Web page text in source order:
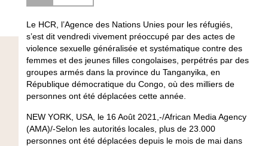
Le HCR, l’Agence des Nations Unies pour les réfugiés,
s’est dit vendredi vivement préoccupé par des actes de
violence sexuelle généralisée et systématique contre des
femmes et des jeunes filles congolaises, perpétrés par des
groupes armés dans la province du Tanganyika, en
République démocratique du Congo, où des milliers de
personnes ont été déplacées cette année.
NEW YORK, USA, le 16 Août 2021,-/African Media Agency
(AMA)/-Selon les autorités locales, plus de 23.000
personnes ont été déplacées depuis le mois de mai dans